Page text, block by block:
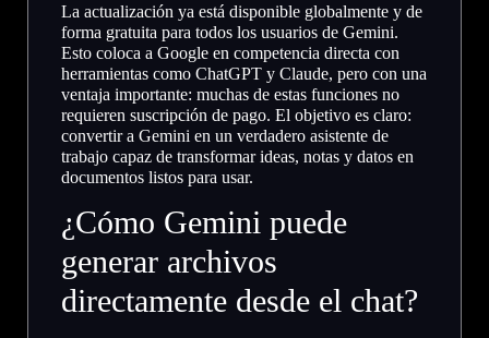
La actualización ya está disponible globalmente y de
forma gratuita para todos los usuarios de Gemini.
Esto coloca a Google en competencia directa con
herramientas como ChatGPT y Claude, pero con una
ventaja importante: muchas de estas funciones no
requieren suscripción de pago. El objetivo es claro:
convertir a Gemini en un verdadero asistente de
trabajo capaz de transformar ideas, notas y datos en
documentos listos para usar.
¿Cómo Gemini puede
generar archivos
directamente desde el chat?